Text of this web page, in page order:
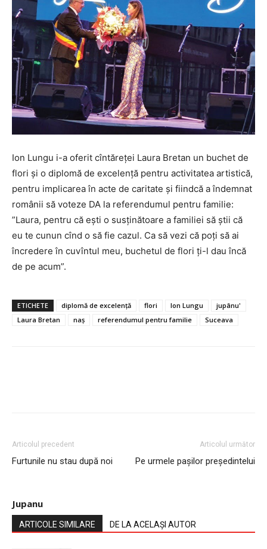
Ion Lungu i-a oferit cîntăreței Laura Bretan un buchet de
flori și o diplomă de excelență pentru activitatea artistică,
pentru implicarea în acte de caritate și fiindcă a îndemnat
românii să voteze DA la referendumul pentru familie:
”Laura, pentru că ești o susținătoare a familiei să știi că
eu te cunun cînd o să fie cazul. Ca să vezi că poți să ai
încredere în cuvîntul meu, buchetul de flori ți-l dau încă
de pe acum”.
ETICHETE diplomă de excelență flori Ion Lungu
jupânu'
Laura Bretan
naș referendumul pentru familie Suceava
Articolul precedent
Furtunile nu stau după noi
Articolul următor
Pe urmele pașilor președintelui
Jupanu
ARTICOLE SIMILARE DE LA ACELAȘI AUTOR